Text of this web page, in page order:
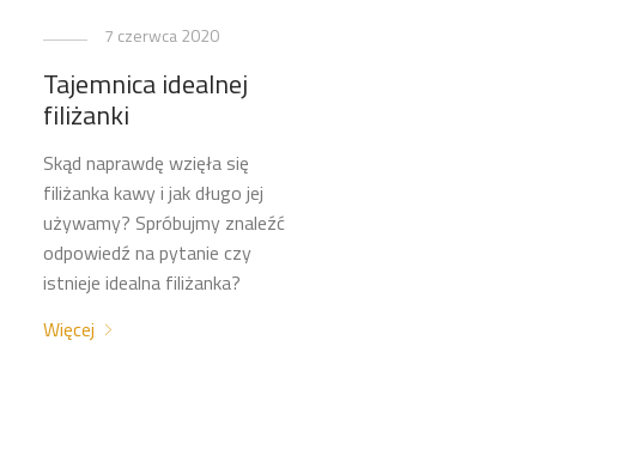
7 czerwca 2020
Tajemnica idealnej
filiżanki
Skąd naprawdę wzięła się
filiżanka kawy i jak długo jej
używamy? Spróbujmy znaleźć
odpowiedź na pytanie czy
istnieje idealna filiżanka?
Więcej